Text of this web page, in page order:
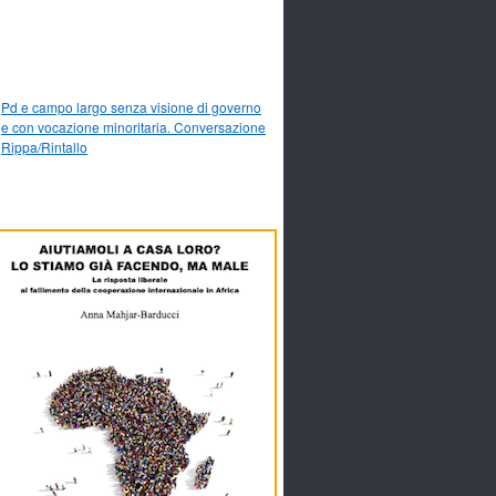
Pd e campo largo senza visione di governo
e con vocazione minoritaria. Conversazione
Rippa/Rintallo